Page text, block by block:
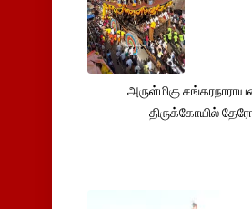
அருள்மிகு
திருக்கோயில்